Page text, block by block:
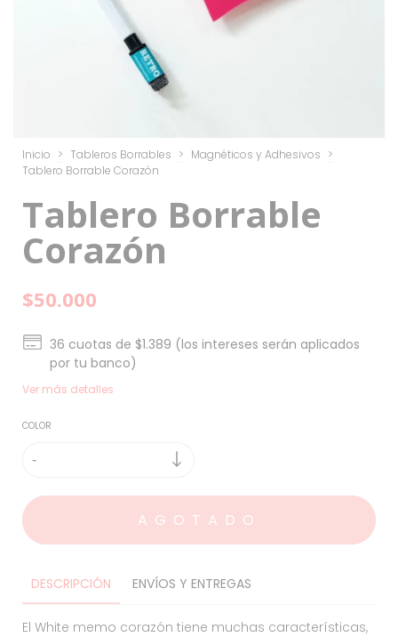
Inicio > Tableros Borrables > Magnéticos y Adhesivos >
Tablero Borrable Corazón
Tablero Borrable
Corazón
$50.000
36 cuotas de $1.389 (los intereses serán aplicados
por tu banco)
Ver más detalles
COLOR
DESCRIPCIÓN ENVÍOS Y ENTREGAS
El White memo corazón tiene muchas características,